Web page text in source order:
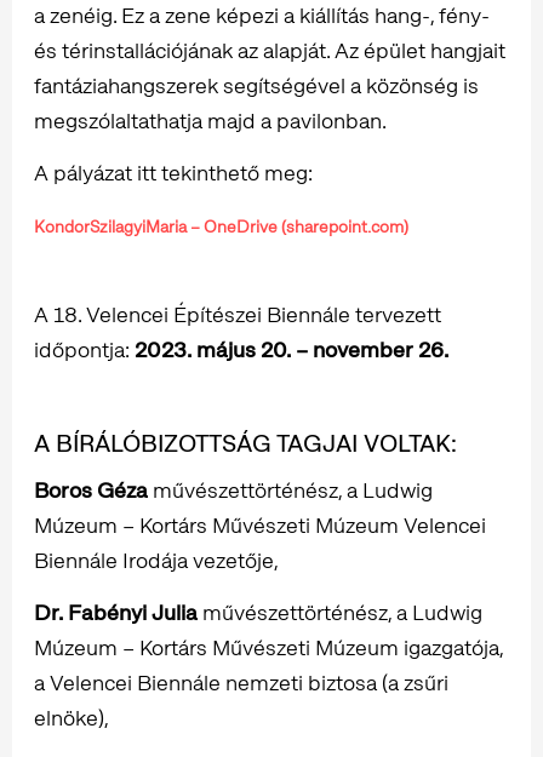
a zenéig. Ez a zene képezi a kiállítás hang-, fény-
és térinstallációjának az alapját. Az épület hangjait
fantáziahangszerek segítségével a közönség is
megszólaltathatja majd a pavilonban.
A pályázat itt tekinthető meg:
KondorSzilagyiMaria – OneDrive (sharepoint.com)
A 18. Velencei Építészei Biennále tervezett
időpontja: 2023. május 20. – november 26.
A BÍRÁLÓBIZOTTSÁG TAGJAI VOLTAK:
Boros Géza művészettörténész, a Ludwig
Múzeum – Kortárs Művészeti Múzeum Velencei
Biennále Irodája vezetője,
Dr. Fabényi Julia művészettörténész, a Ludwig
Múzeum – Kortárs Művészeti Múzeum igazgatója,
a Velencei Biennále nemzeti biztosa (a zsűri
elnöke),